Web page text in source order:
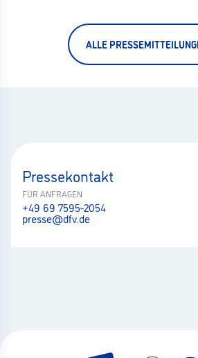
ALLE
Pressekontakt
FÜR ANFRAGEN
+49 69 7595-2054
presse@dfv.de